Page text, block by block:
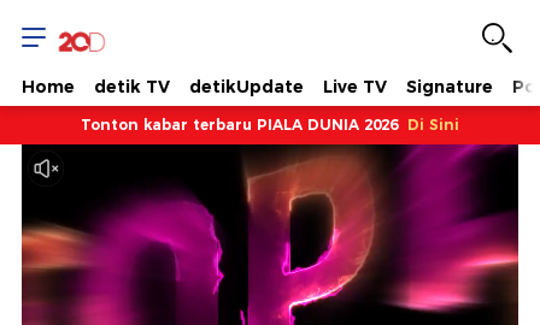
Home detik TV detikUpdate Live TV Signature
Tonton kabar terbaru PIALA DUNIA 2026 Di Sini